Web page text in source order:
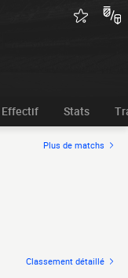
Effectif Stats
Plus de matchs
Classement détaillé